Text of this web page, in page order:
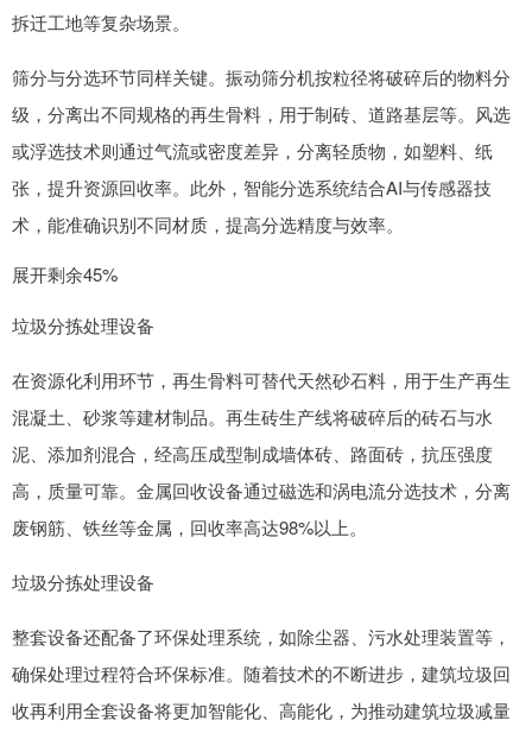
拆迁工地等复杂场景。
筛分与分选环节同样关键。振动筛分机按粒径将破碎后的物料分
级，分离出不同规格的再生骨料，用于制砖、道路基层等。风选
或浮选技术则通过气流或密度差异，分离轻质物，如塑料、纸
张，提升资源回收率。此外，智能分选系统结合AI与传感器技
术，能准确识别不同材质，提高分选精度与效率。
展开剩余45%
垃圾分拣处理设备
在资源化利用环节，再生骨料可替代天然砂石料，用于生产再生
混凝土、砂浆等建材制品。再生砖生产线将破碎后的砖石与水
泥、添加剂混合，经高压成型制成墙体砖、路面砖，抗压强度
高，质量可靠。金属回收设备通过磁选和涡电流分选技术，分离
废钢筋、铁丝等金属，回收率高达98%以上。
垃圾分拣处理设备
整套设备还配备了环保处理系统，如除尘器、污水处理装置等，
确保处理过程符合环保标准。随着技术的不断进步，建筑垃圾回
收再利用全套设备将更加智能化、高能化，为推动建筑垃圾减量